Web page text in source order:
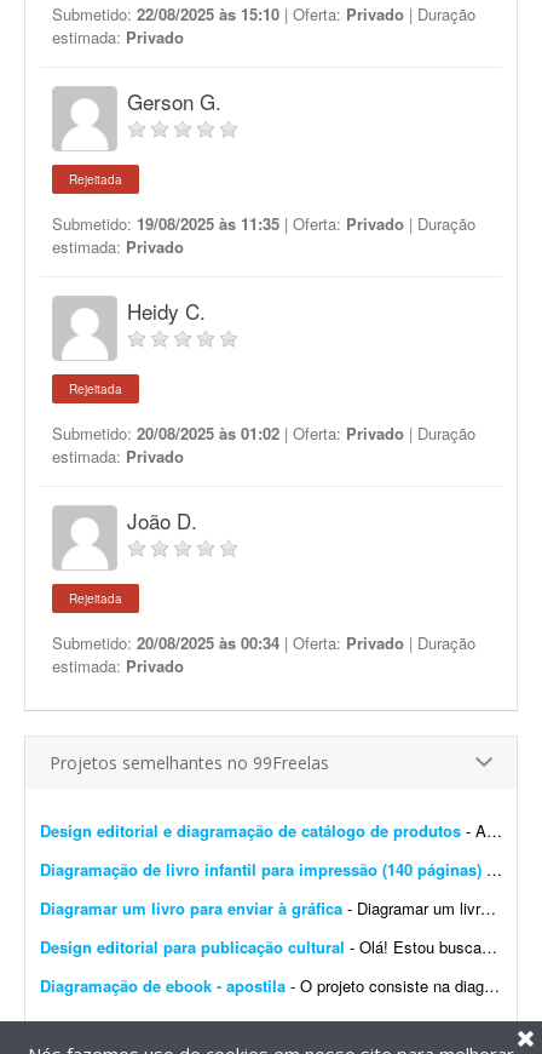
Submetido: 22/08/2025 às 15:10 | Oferta: Privado | Duração
estimada: Privado
Gerson G.
Rejeitada
Submetido: 19/08/2025 às 11:35 | Oferta: Privado | Duração
estimada: Privado
Heidy C.
Rejeitada
Submetido: 20/08/2025 às 01:02 | Oferta: Privado | Duração
estimada: Privado
João D.
Rejeitada
Submetido: 20/08/2025 às 00:34 | Oferta: Privado | Duração
estimada: Privado
Projetos semelhantes no 99Freelas
Design editorial e diagramação de catálogo de produtos - A DistribuiBem, distribuidora de alimentos e produtos premium, está procurando um profissional de design editorial e diagramação para revisar, modernizar e manter nosso cat&aac...
Diagramação de livro infantil para impressão (140 páginas)
Diagramar um livro para enviar à gráfica - Diagramar um livro para enviar à gráfica. 95% do livro é texto. Formato 170x240 mm. (ao alto), compostos por: - 380 páginas impressas a 1/1 cor (preto) em ior 90 grs. -...
Design editorial para publicação cultural - Olá! Estou buscando um designer editorial ou diagramador para uma publicação cultural do Projeto Maracá, desenvolvido em Guaíra (SP). É importante que o p...
Diagramação de ebook - apostila - O projeto consiste na diagramação de um ebook/livro digital (apostila) * Estimativa de páginas: Entre 30 e 50 páginas (máximo). * Referências visuais: Ser...